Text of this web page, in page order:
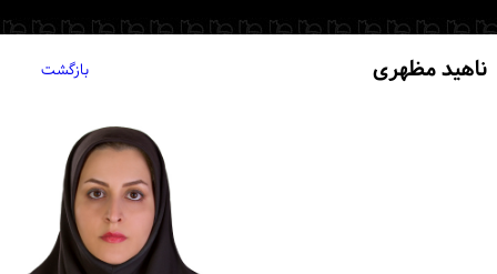
کمیته‌های انجمن
ناهید مظهری بازگشت